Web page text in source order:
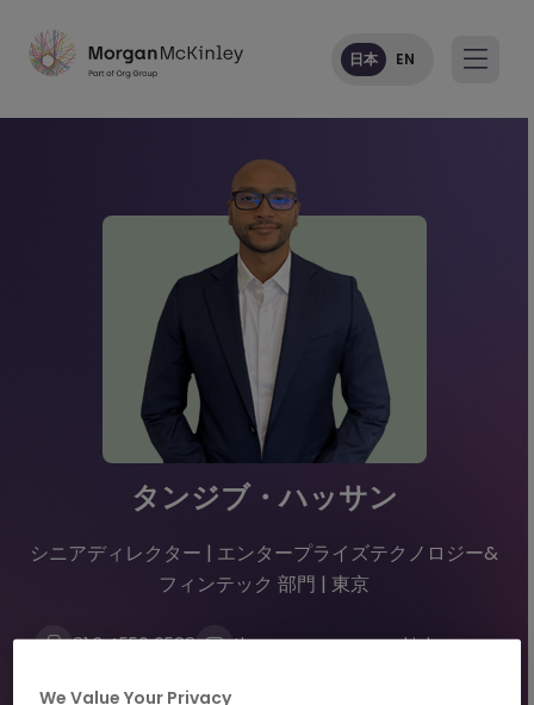
日本 EN
タンジブ・ハッサン
シニアディレクター | エンタープライズテクノロジー&
フィンテック 部門 | 東京
81 3 4550 6588
thasan@morganmckinley.com
We Value Your Privacy